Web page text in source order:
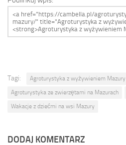
Tagi:
Agroturystyka z wyżywieniem Mazury
Agroturystyka ze zwierzętami na Mazurach
Wakacje z dziećmi na wsi Mazury
DODAJ KOMENTARZ